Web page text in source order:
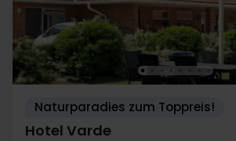
Naturparadies zum Toppreis!
Hotel Varde